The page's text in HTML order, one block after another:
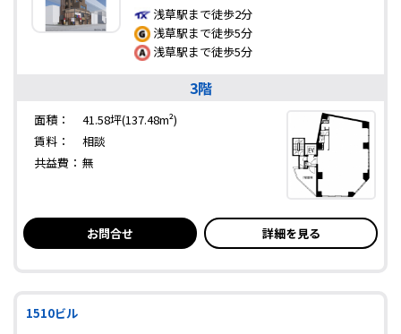
浅草駅まで徒歩2分
浅草駅まで徒歩5分
浅草駅まで徒歩5分
3階
面積：
41.58坪(137.48m²)
賃料：
相談
共益費： 無
お問合せ 詳細を見る
1510ビル